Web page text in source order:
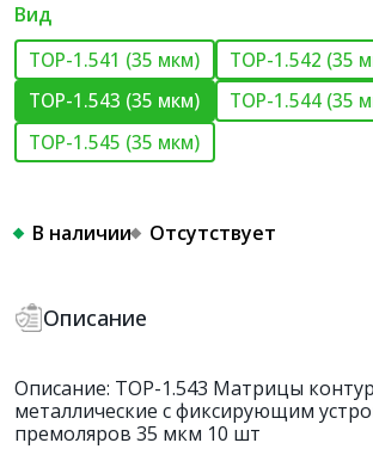
Вид
ТОР-1.541 (35 мкм)
ТОР-1.542 (35
ТОР-1.543 (35 мкм)
ТОР-1.544 (35
ТОР-1.545 (35 мкм)
В наличии Отсутствует
Описание
Описание: ТОР-1.543 Матрицы
металлические с фиксирующим
премоляров 35 мкм 10 шт